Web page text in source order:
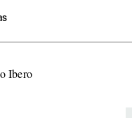
Ibero